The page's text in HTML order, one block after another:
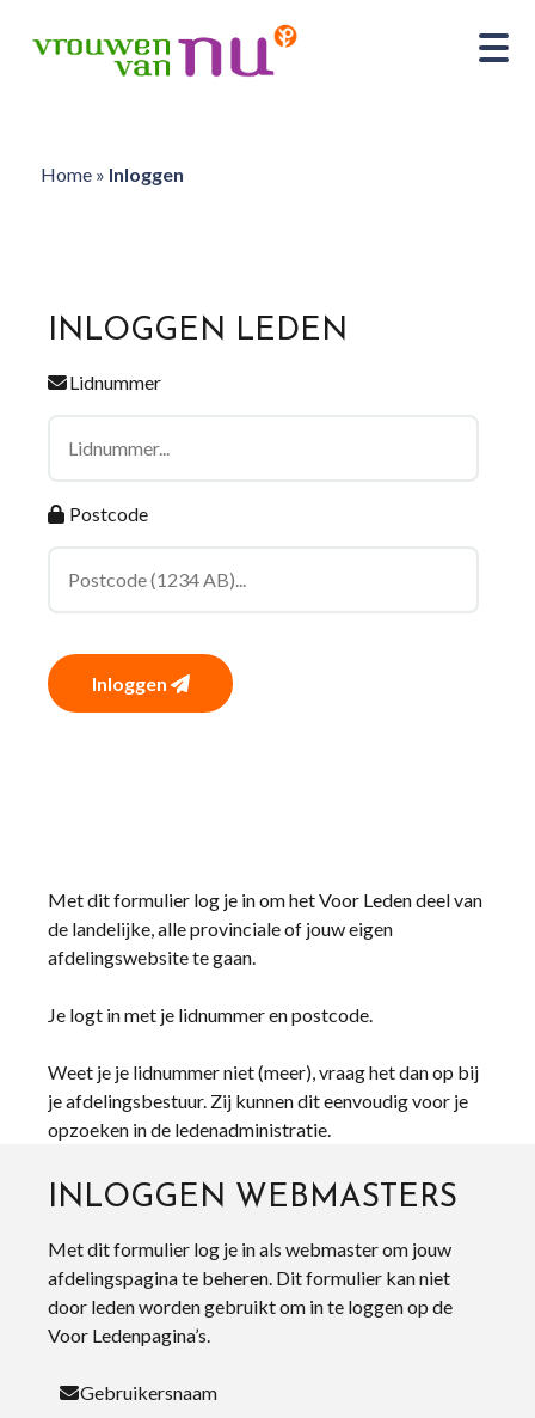
Home» Inloggen
INLOGGEN LEDEN
Lidnummer
Postcode
Inloggen
Met dit formulier log je in om het Voor Leden deel van
de landelijke, alle provinciale of jouw eigen
afdelingswebsite te gaan.
Je logt in met je lidnummer en postcode.
Weet je je lidnummer niet (meer), vraag het dan op bij
je afdelingsbestuur. Zij kunnen dit eenvoudig voor je
opzoeken in de ledenadministratie.
INLOGGEN WEBMASTERS
Met dit formulier log je in als webmaster om jouw
afdelingspagina te beheren. Dit formulier kan niet
door leden worden gebruikt om in te loggen op de
Voor Ledenpagina’s.
Gebruikersnaam